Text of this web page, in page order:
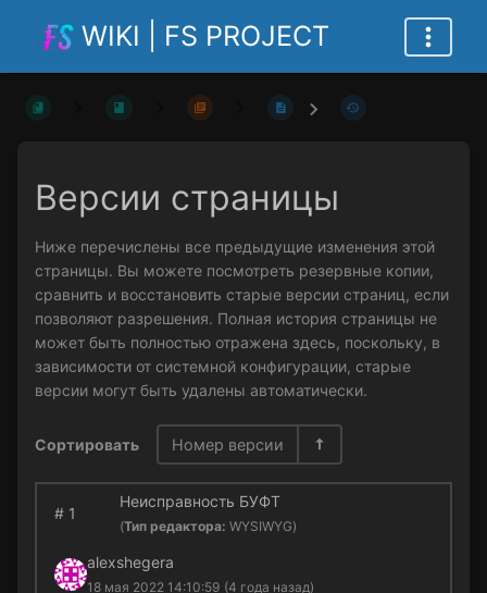
WIKI | FS PROJECT
Версии страницы
Ниже перечислены все предыдущие изменения этой
страницы. Вы можете посмотреть резервные копии,
сравнить и восстановить старые версии страниц, если
позволяют разрешения. Полная история страницы не
может быть полностью отражена здесь, поскольку, в
зависимости от системной конфигурации, старые
версии могут быть удалены автоматически.
Сортировать Номер версии
#1
Неисправность БУФТ
(Тип редактора: WYSIWYG)
alexshegera
18 мая 2022 14:10:59 (4 года назад)